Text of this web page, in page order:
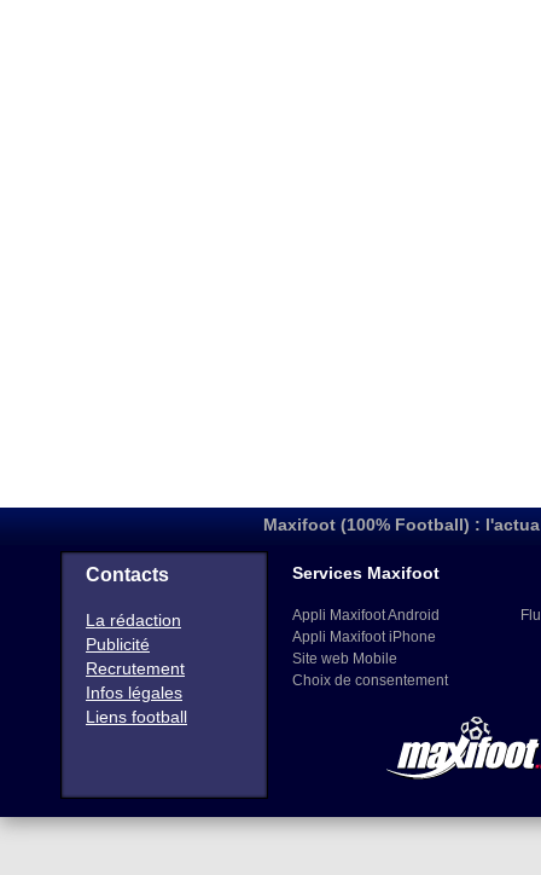
Maxifoot (100% Football) :
Contacts
La rédaction
Publicité
Recrutement
Infos légales
Liens football
Services Maxifoot
Appli Maxifoot Android
Appli Maxifoot iPhone
Site web Mobile
Choix de consentement